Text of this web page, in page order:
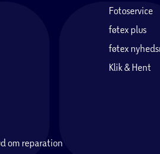
om reparation
Fotoservice
føtex plus
føtex
Klik & Hent